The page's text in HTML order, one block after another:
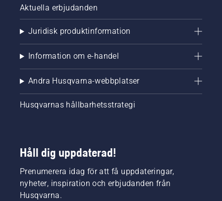
Aktuella erbjudanden
Juridisk produktinformation
Information om e-handel
Andra Husqvarna-webbplatser
Husqvarnas hållbarhetsstrategi
Håll dig uppdaterad!
Prenumerera idag för att få uppdateringar,
nyheter, inspiration och erbjudanden från
Husqvarna.